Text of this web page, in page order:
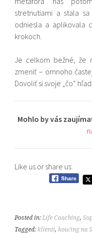
stretnutiami a stala
odniesla a aplikovala
krokoch.
Je celkom bežné, že
zmeniť – omnoho
Dovoliť si svoje „čo“
Mohlo by vás
Like us or share us:
Posted in:Life Coaching,
Tagged:klienti,koučing na